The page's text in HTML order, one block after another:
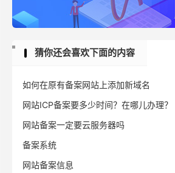
猜你还会喜欢下面的内容
如何在原有备案网站上添加新域名
网站ICP备案要多少时间？在哪儿办理？
网站备案一定要云服务器吗
备案系统
网站备案信息